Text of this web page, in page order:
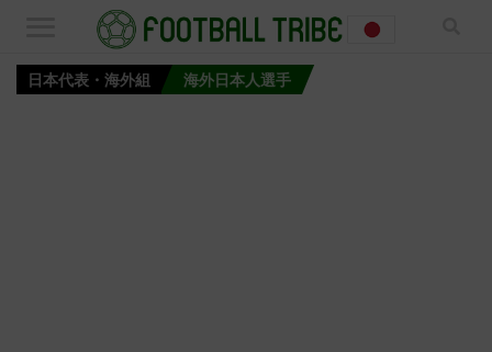
日本代表・海外組 海外日本人選手